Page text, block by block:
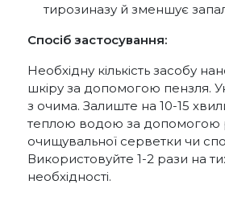
тирозиназу й зменшує
Спосіб застосування:
Необхідну кількість засобу
шкіру за допомогою пензля.
з очима. Залиште на 10-15
теплою водою за допомогою
очищувальної серветки чи
Використовуйте 1-2 рази на
необхідності.